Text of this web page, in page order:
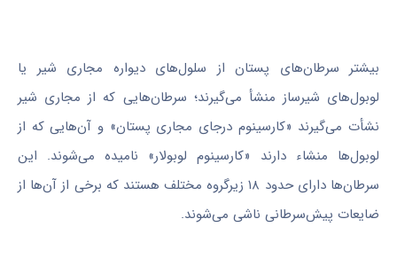
بیشتر سرطان‌های پستان از سلول‌های دیواره مجاری شیر یا
لوبول‌های شیرساز منشأ می‌گیرند؛ سرطان‌هایی که از مجاری شیر
نشأت می‌گیرند «کارسینوم درجای مجاری پستان» و آن‌هایی که از
لوبول‌ها منشاء دارند «کارسینوم لوبولار» نامیده می‌شوند. این
سرطان‌ها دارای حدود ۱۸ زیرگروه مختلف هستند که برخی از آن‌ها از
ضایعات پیش‌سرطانی ناشی می‌شوند.